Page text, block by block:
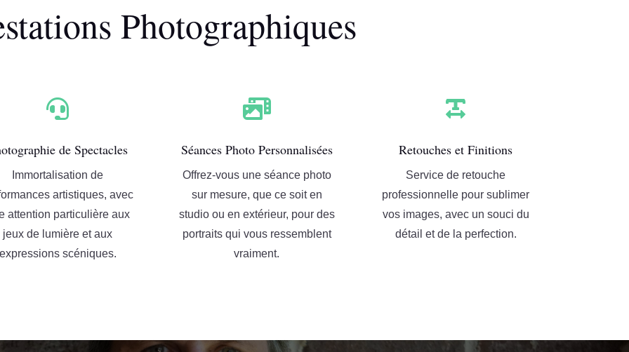
Photographiques

de Spectacles
Immortalisation de
artistiques, avec
attention particulière aux
jeux de lumière et aux
scéniques.

Séances Photo Personnalisées
Offrez-vous une séance photo
sur mesure, que ce soit en
studio ou en extérieur, pour des
portraits qui vous ressemblent
vraiment.

Retouches et Finitions
Service de retouche
professionnelle pour sublimer
vos images, avec un souci du
détail et de la perfection.